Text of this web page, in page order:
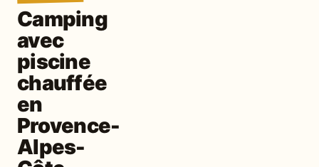
Camping
avec
piscine
chauffée
en
Provence-
Alpes-